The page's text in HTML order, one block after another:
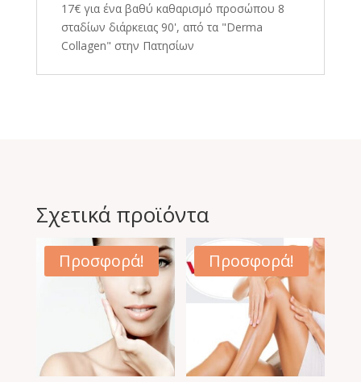
17€ για ένα βαθύ καθαρισμό προσώπου 8
σταδίων διάρκειας 90', από τα "Derma
Collagen" στην Πατησίων
Σχετικά προϊόντα
Προσφορά! Προσφορά!